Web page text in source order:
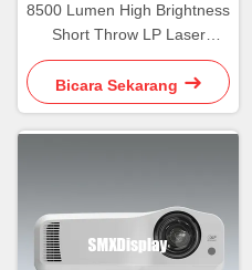
8500 Lumen High Brightness
Short Throw LP Laser
Projector WUXGA
Bicara Sekarang